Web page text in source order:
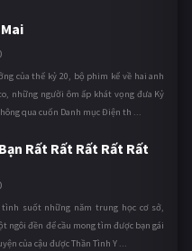
của thế kỷ 20, bộ phim kể về hai anh
những người ôm ấp khát vọng đưa Kỷ
qua cuốn Danh mục Điện th ...
Rất Rất Rất Rất Rất
suốt những năm trung học cơ sở,
ngôi đền để cầu mong tìm được bạn gái
của cậu được Thần Tình Y ...